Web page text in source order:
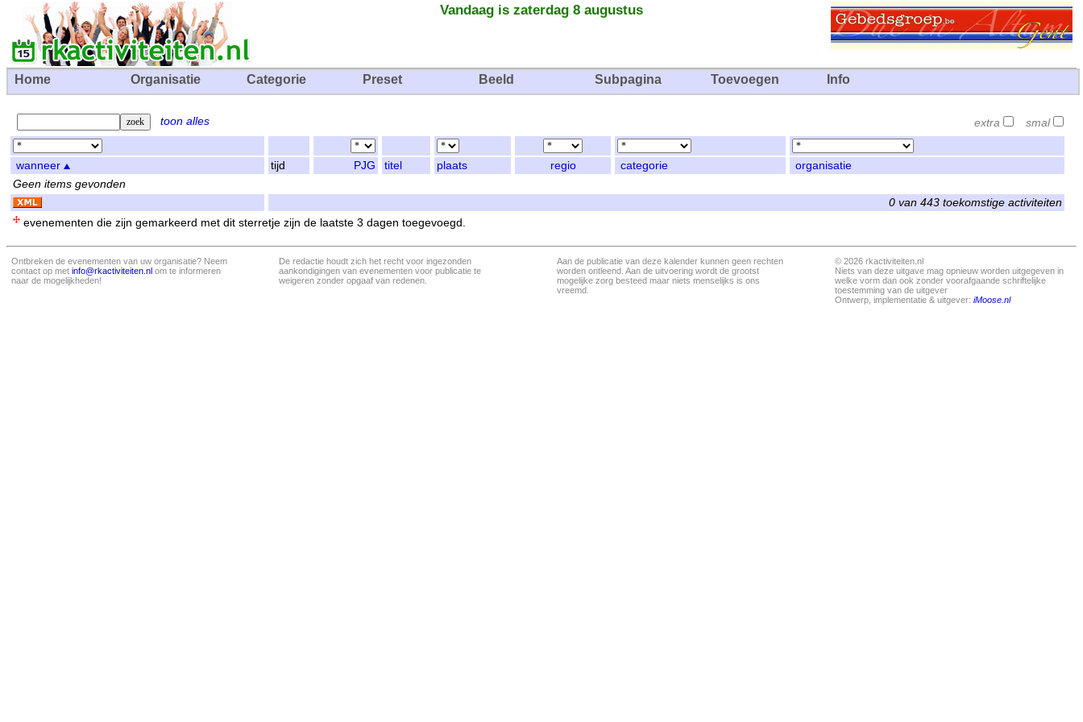
Vandaag is zaterdag 8 augustus
Home Organisatie Categorie Preset Beeld Subpagina Toevoegen Info
toon alles extra smal
wanneer tijd PJG titel plaats regio categorie
organisatie
Geen items gevonden
0 van 443 toekomstige activiteiten
evenementen die zijn gemarkeerd met dit sterretje zijn de laatste 3 dagen toegevoegd.
Ontbreken de evenementen van uw organisatie? Neem
contact op met info@rkactiviteiten.nl om te informeren
naar de mogelijkheden!
De redactie houdt zich het recht voor ingezonden
aankondigingen van evenementen voor publicatie te
weigeren zonder opgaaf van redenen.
Aan de publicatie van deze kalender kunnen geen rechten
worden ontleend. Aan de uitvoering wordt de grootst
mogelijke zorg besteed maar niets menselijks is ons
vreemd.
© 2026 rkactiviteiten.nl
Niets van deze uitgave mag opnieuw worden uitgegeven in
welke vorm dan ook zonder voorafgaande schriftelijke
toestemming van de uitgever
Ontwerp, implementatie & uitgever: iMoose.nl